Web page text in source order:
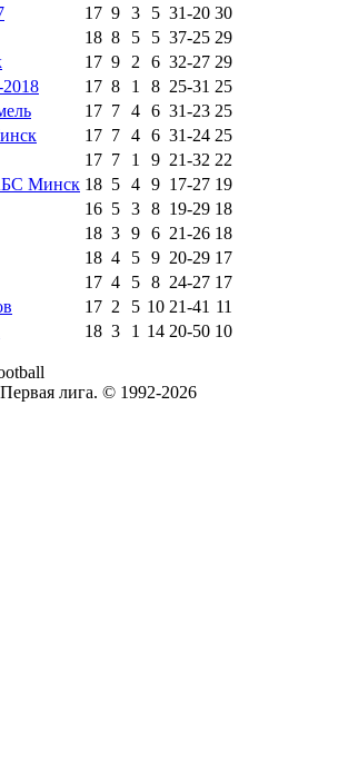
17 9 3 5 31-20 30
18 8 5 5 37-25 29
17 9 2 6 32-27 29
17 8 1 8 25-31 25
17 7 4 6 31-23 25
17 7 4 6 31-24 25
17 7 1 9 21-32 22
Минск 18 5 4 9 17-27 19
16 5 3 8 19-29 18
18 3 9 6 21-26 18
18 4 5 9 20-29 17
17 4 5 8 24-27 17
17 2 5 10 21-41 11
18 3 1 14 20-50 10
лига. © 1992-2026